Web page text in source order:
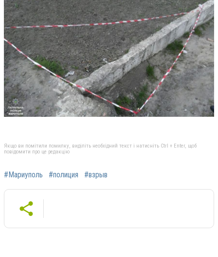
Якщо ви помітили помилку, виділіть необхідний текст і натисніть Ctrl + Enter, щоб
повідомити про це редакцію
#Мариуполь #полиция #взрыв